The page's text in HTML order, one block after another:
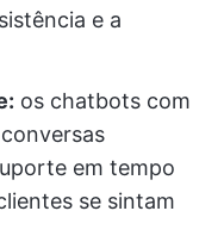
e a
os chatbots com
em tempo
se sintam